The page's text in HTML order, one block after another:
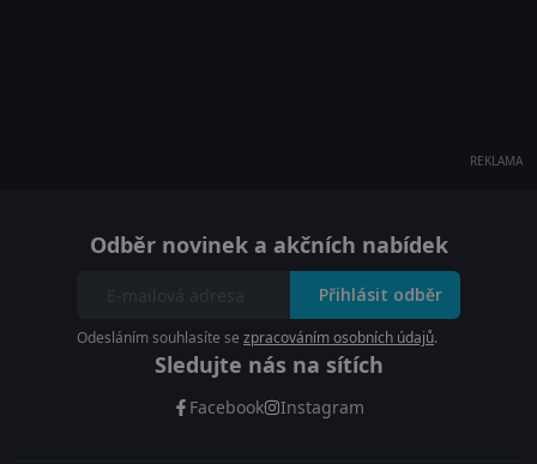
REKLAMA
Odběr novinek a akčních nabídek
Přihlásit odběr
Odesláním souhlasíte se zpracováním osobních údajů.
Sledujte nás na sítích
Facebook Instagram